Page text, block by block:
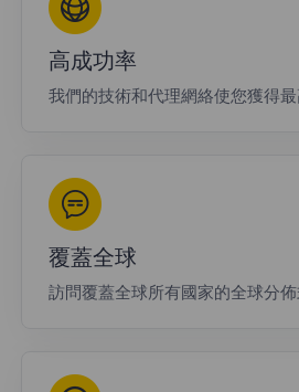
高成功率
我們的技術和代理網絡使您獲得最
覆蓋全球
訪問覆蓋全球所有國家的全球分佈